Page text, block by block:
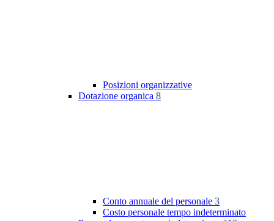
Posizioni organizzative
Dotazione organica 8
Conto annuale del personale 3
Costo personale tempo indeterminato